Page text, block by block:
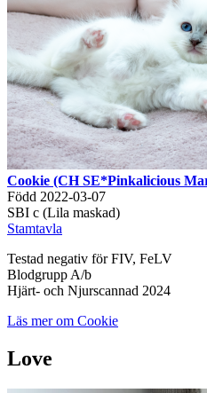
Cookie (CH SE*Pinkalicious
Född 2022-03-07
SBI c (Lila maskad)
Stamtavla
Testad negativ för FIV, FeLV
Blodgrupp A/b
Hjärt- och Njurscannad 2024
Läs mer om Cookie
Love